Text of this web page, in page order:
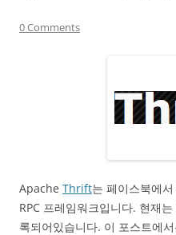
0 Comments
Apache Thrift는 페이스북에
RPC 프레임워크입니다. 현재
록되어있습니다. 이 포스트에